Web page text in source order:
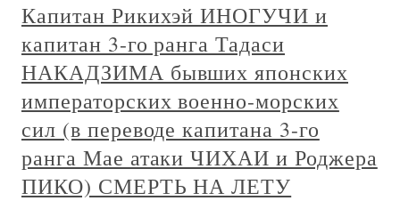
Капитан Рикихэй ИНОГУЧИ и
капитан 3-го ранга Тадаси
НАКАДЗИМА бывших японских
императорских военно-морских
сил (в переводе капитана 3-го
ранга Мае атаки ЧИХАИ и Роджера
ПИКО) СМЕРТЬ НА ЛЕТУ